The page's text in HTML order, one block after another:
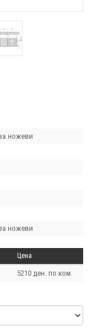
ножеви
ножеви
Цена
5210 ден. по ком.